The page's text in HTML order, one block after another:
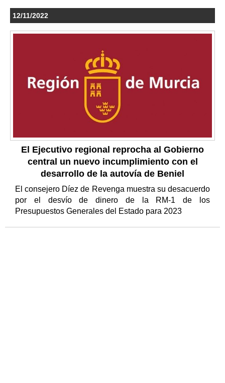
12/11/2022
El Ejecutivo regional reprocha al Gobierno
central un nuevo incumplimiento con el
desarrollo de la autovía de Beniel
El consejero Díez de Revenga muestra su desacuerdo
por el desvío de dinero de la RM-1 de los
Presupuestos Generales del Estado para 2023